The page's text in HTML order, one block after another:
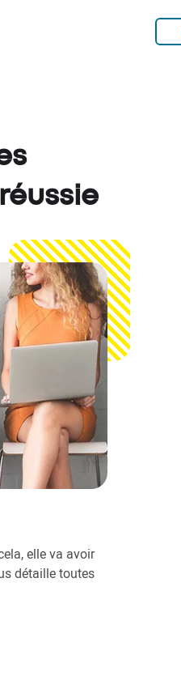
elle va avoir
détaille toutes